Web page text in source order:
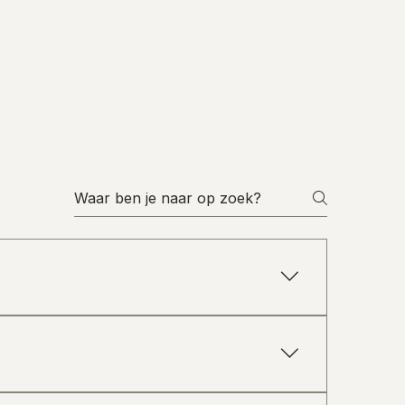
op elkaar worden afgestemd. Voor veel